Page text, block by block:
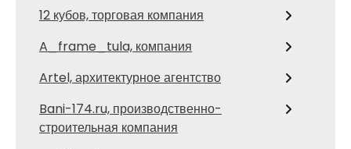
12 кубов, торговая компания
A_frame_tula, компания
Artel, архитектурное агентство
Bani-174.ru, производственно-
строительная компания